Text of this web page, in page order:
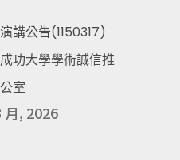
講公告(1150317)
功大學學術誠信推
室
月, 2026